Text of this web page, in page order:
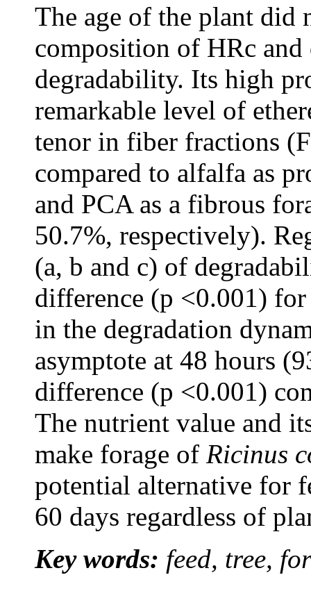
The age of the plant did
composition of HRc
degradability. Its high
remarkable level of
tenor in fiber fractions
compared to alfalfa as
and PCA as a fibrous
50.7%, respectively).
(a, b and c) of
difference (p <0.001)
in the degradation
asymptote at 48 hours
difference (p <0.001)
The nutrient value and
make forage of Ricinus
potential alternative for
60 days regardless of
Key words: feed, tree,